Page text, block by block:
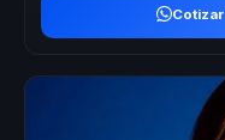
Cotizar